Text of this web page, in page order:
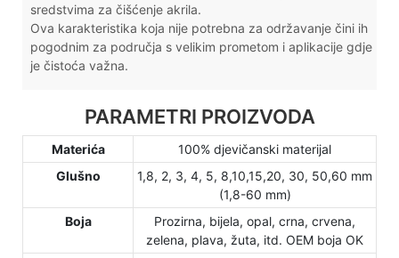
sredstvima za čišćenje akrila.
Ova karakteristika koja nije potrebna za održavanje čini ih
pogodnim za područja s velikim prometom i aplikacije gdje
je čistoća važna.
PARAMETRI PROIZVODA
Materića
100% djevičanski materijal
Glušno
1,8, 2, 3, 4, 5, 8,10,15,20, 30, 50,60 mm
(1,8-60 mm)
Boja
Prozirna, bijela, opal, crna, crvena,
zelena, plava, žuta, itd. OEM boja OK